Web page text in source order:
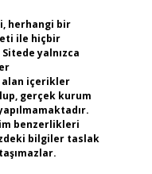
herhangi bir
ile hiçbir
yalnızca
alan içerikler
gerçek kurum
benzerlikleri
bilgiler taslak